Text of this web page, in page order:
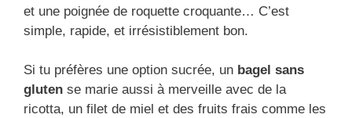
et une poignée de roquette croquante… C’est
simple, rapide, et irrésistiblement bon.
Si tu préfères une option sucrée, un bagel sans
gluten se marie aussi à merveille avec de la
ricotta, un filet de miel et des fruits frais comme les